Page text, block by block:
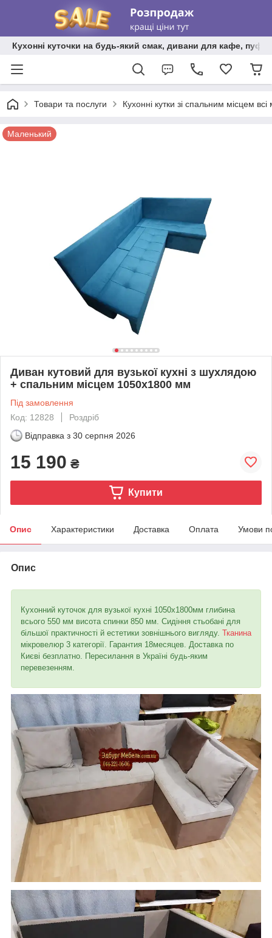
Кухонні куточки на будь-який смак, дивани для кафе,
Товари та послуги Кухонні кутки зі спальним місцем всі
Маленький
Диван кутовий для вузької кухні з шухлядою
+ спальним місцем 1050х1800 мм
Під замовлення
Код: 12828
Роздріб
Відправка з 30 серпня 2026
15 190 ₴
Купити
Опис Характеристики Доставка Оплата Умови
Опис
Кухонний куточок для вузької кухні 1050х1800мм глибина
всього 550 мм висота спинки 850 мм. Сидіння стьобані для
більшої практичності й естетики зовнішнього вигляду. Тканина
мікровелюр 3 категорії. Гарантия 18месяцев. Доставка по
Києві безплатно. Пересилання в Україні будь-яким
перевезенням.